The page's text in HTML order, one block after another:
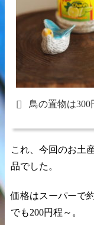
鳥の置物は300
これ、今回のお土
品でした。
価格はスーパーで
でも200円程～。